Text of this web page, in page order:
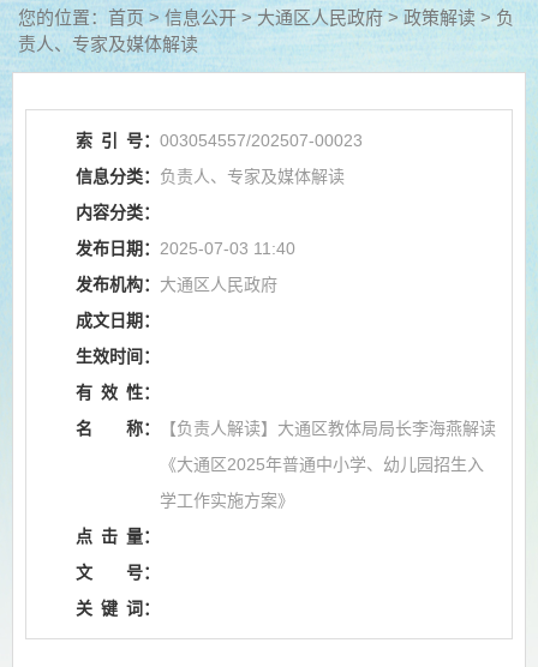
您的位置： 首页>信息公开> 大通区人民政府> 政策解读 > 负
责人、专家及媒体解读
索 引 号： 003054557/202507-00023
信息分类： 负责人、专家及媒体解读
内容分类：
发布日期： 2025-07-03 11:40
发布机构： 大通区人民政府
成文日期：
生效时间：
有 效 性：
名
称：
【负责人解读】大通区教体局局长李海燕解读
《大通区2025年普通中小学、幼儿园招生入
学工作实施方案》
点 击 量：
文
号：
关 键 词：